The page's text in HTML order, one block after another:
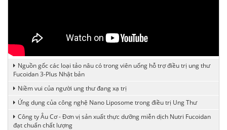
Nguồn gốc các loại tảo nâu có trong viên uống hỗ trợ điều trị ung thư
Fucoidan 3-Plus Nhật bản
Niềm vui của người ung thư đang xạ trị
Ứng dụng của công nghệ Nano Liposome trong điều trị Ung Thư
Công ty Âu Cơ - Đơn vị sản xuất thực dưỡng miễn dịch Nutri Fucoidan
đạt chuẩn chất lượng